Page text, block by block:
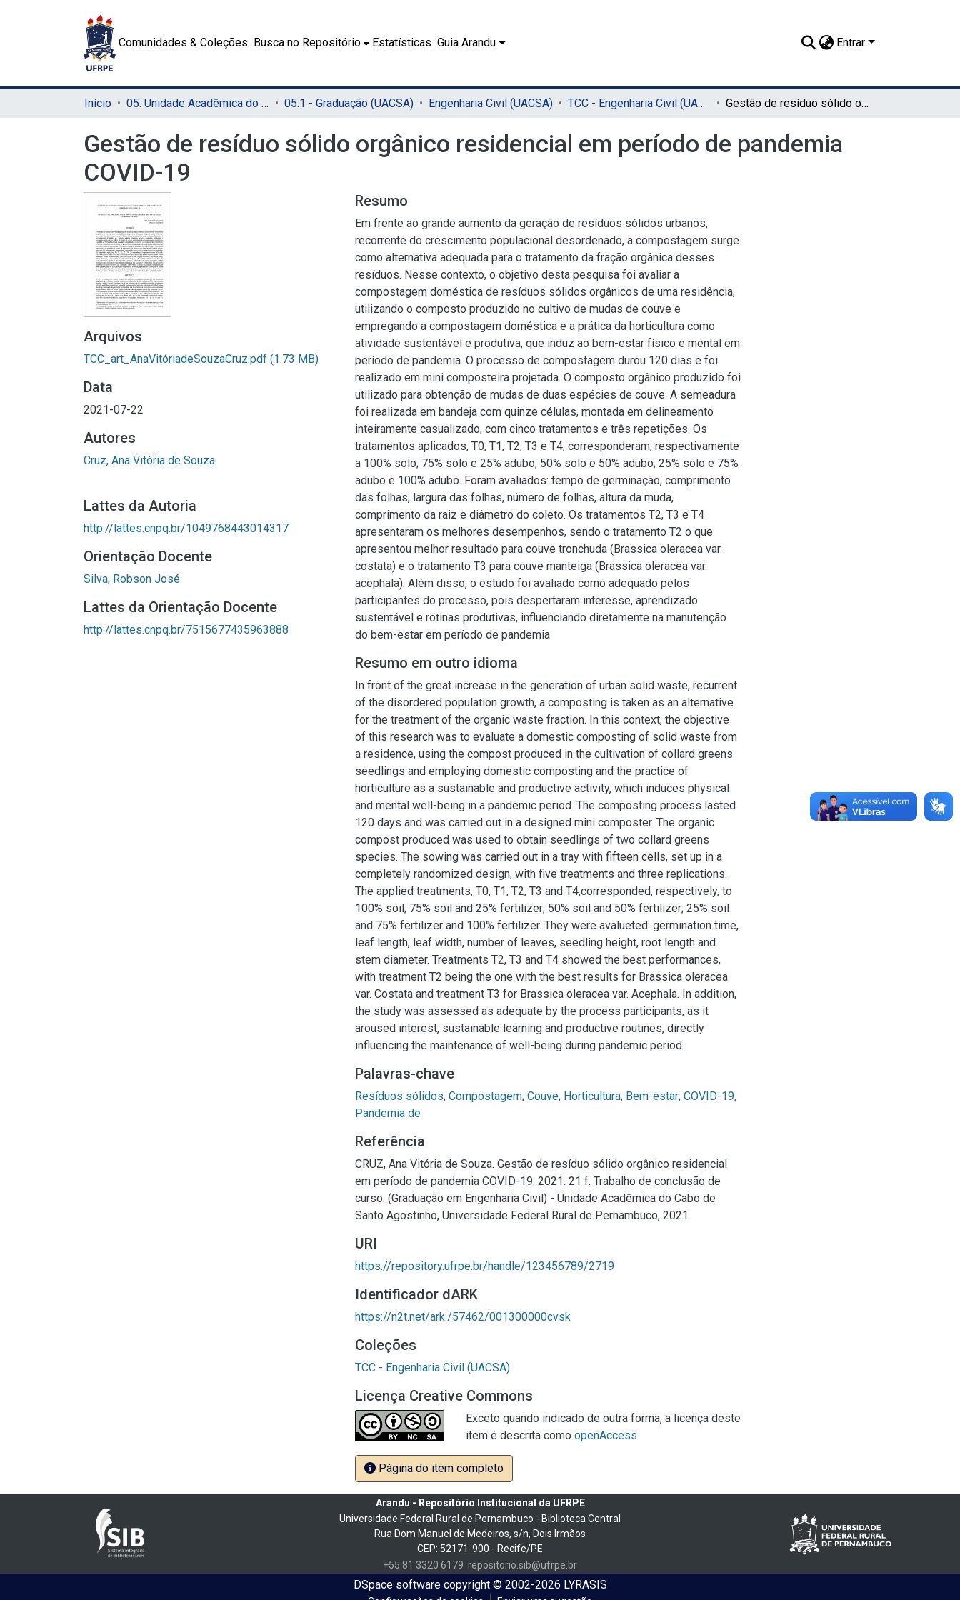
Comunidades & Coleções Busca no Repositório Estatísticas Guia Arandu Entrar
Início 05. Unidade Acadêmica do Cabo de Santo Agostinho (UACSA) 05.1 - Graduação (UACSA) Engenharia Civil (UACSA) TCC - Engenharia Civil (UACSA) Gestão de resíduo sólido orgânico residencial em período de pandemia COVID-19
Gestão de resíduo sólido orgânico residencial em período de pandemia
COVID-19
Arquivos
TCC_art_AnaVitóriadeSouzaCruz.pdf (1.73 MB)
Data
2021-07-22
Autores
Cruz, Ana Vitória de Souza
Lattes da Autoria
http://lattes.cnpq.br/1049768443014317
Orientação Docente
Silva, Robson José
Lattes da Orientação Docente
http://lattes.cnpq.br/7515677435963888
Resumo
Em frente ao grande aumento da geração de resíduos sólidos urbanos,
recorrente do crescimento populacional desordenado, a compostagem surge
como alternativa adequada para o tratamento da fração orgânica desses
resíduos. Nesse contexto, o objetivo desta pesquisa foi avaliar a
compostagem doméstica de resíduos sólidos orgânicos de uma residência,
utilizando o composto produzido no cultivo de mudas de couve e
empregando a compostagem doméstica e a prática da horticultura como
atividade sustentável e produtiva, que induz ao bem-estar físico e mental em
período de pandemia. O processo de compostagem durou 120 dias e foi
realizado em mini composteira projetada. O composto orgânico produzido foi
utilizado para obtenção de mudas de duas espécies de couve. A semeadura
foi realizada em bandeja com quinze células, montada em delineamento
inteiramente casualizado, com cinco tratamentos e três repetições. Os
tratamentos aplicados, T0, T1, T2, T3 e T4, corresponderam, respectivamente
a 100% solo; 75% solo e 25% adubo; 50% solo e 50% adubo; 25% solo e 75%
adubo e 100% adubo. Foram avaliados: tempo de germinação, comprimento
das folhas, largura das folhas, número de folhas, altura da muda,
comprimento da raiz e diâmetro do coleto. Os tratamentos T2, T3 e T4
apresentaram os melhores desempenhos, sendo o tratamento T2 o que
apresentou melhor resultado para couve tronchuda (Brassica oleracea var.
costata) e o tratamento T3 para couve manteiga (Brassica oleracea var.
acephala). Além disso, o estudo foi avaliado como adequado pelos
participantes do processo, pois despertaram interesse, aprendizado
sustentável e rotinas produtivas, influenciando diretamente na manutenção
do bem-estar em período de pandemia
Resumo em outro idioma
In front of the great increase in the generation of urban solid waste, recurrent
of the disordered population growth, a composting is taken as an alternative
for the treatment of the organic waste fraction. In this context, the objective
of this research was to evaluate a domestic composting of solid waste from
a residence, using the compost produced in the cultivation of collard greens
seedlings and employing domestic composting and the practice of
horticulture as a sustainable and productive activity, which induces physical
and mental well-being in a pandemic period. The composting process lasted
120 days and was carried out in a designed mini composter. The organic
compost produced was used to obtain seedlings of two collard greens
species. The sowing was carried out in a tray with fifteen cells, set up in a
completely randomized design, with five treatments and three replications.
The applied treatments, T0, T1, T2, T3 and T4,corresponded, respectively, to
100% soil; 75% soil and 25% fertilizer; 50% soil and 50% fertilizer; 25% soil
and 75% fertilizer and 100% fertilizer. They were avalueted: germination time,
leaf length, leaf width, number of leaves, seedling height, root length and
stem diameter. Treatments T2, T3 and T4 showed the best performances,
with treatment T2 being the one with the best results for Brassica oleracea
var. Costata and treatment T3 for Brassica oleracea var. Acephala. In addition,
the study was assessed as adequate by the process participants, as it
aroused interest, sustainable learning and productive routines, directly
influencing the maintenance of well-being during pandemic period
Palavras-chave
Resíduos sólidos; Compostagem; Couve; Horticultura; Bem-estar; COVID-19,
Pandemia de
Referência
CRUZ, Ana Vitória de Souza. Gestão de resíduo sólido orgânico residencial
em período de pandemia COVID-19. 2021. 21 f. Trabalho de conclusão de
curso. (Graduação em Engenharia Civil) - Unidade Acadêmica do Cabo de
Santo Agostinho, Universidade Federal Rural de Pernambuco, 2021.
URI
https://repository.ufrpe.br/handle/123456789/2719
Identificador dARK
https://n2t.net/ark:/57462/001300000cvsk
Coleções
TCC - Engenharia Civil (UACSA)
Licença Creative Commons
Exceto quando indicado de outra forma, a licença deste
item é descrita como openAccess
Página do item completo
Arandu - Repositório Institucional da UFRPE
Universidade Federal Rural de Pernambuco - Biblioteca Central
Rua Dom Manuel de Medeiros, s/n, Dois Irmãos
CEP: 52171-900 - Recife/PE
+55 81 3320 6179 repositorio.sib@ufrpe.br
DSpace softwarecopyright © 2002-2026 LYRASIS